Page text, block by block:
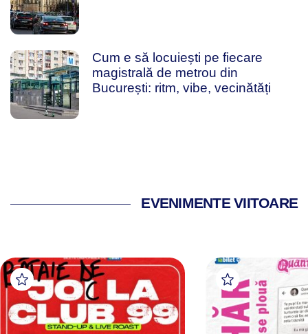
Cum e să locuiești pe fiecare
magistrală de metrou din
București: ritm, vibe, vecinătăți
EVENIMENTE VIITOARE